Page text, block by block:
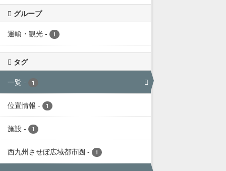
グループ
運輸・観光 - 1
タグ
一覧 - 1
位置情報 - 1
施設 - 1
西九州させぼ広域都市圏 - 1